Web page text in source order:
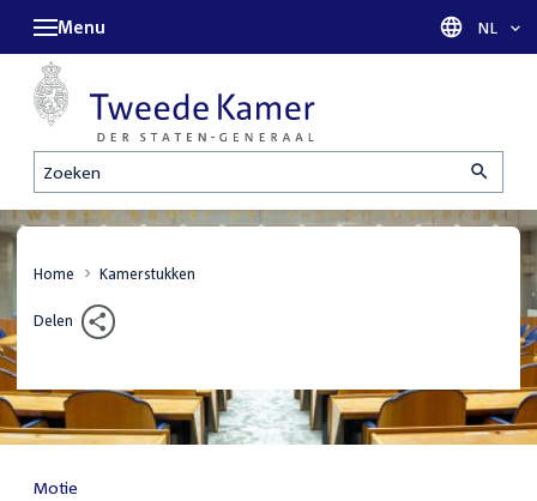
Zoeken
Menu Taal
NL
Home Kamerstukken
Delen
Motie